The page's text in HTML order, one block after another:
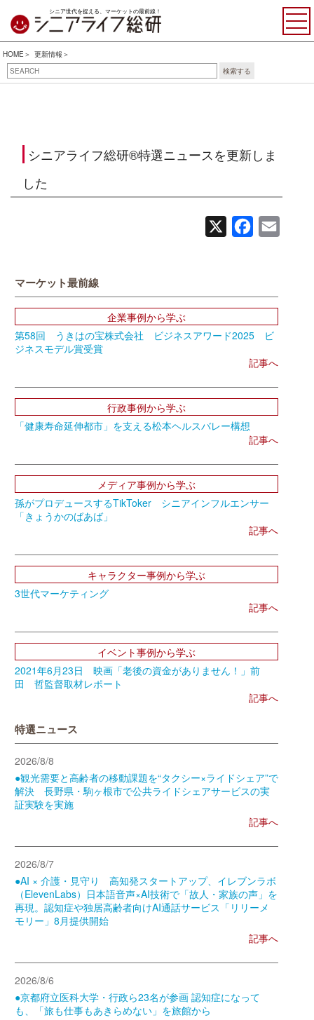
シニア世代を捉える、マーケットの最前線！
HOME
更新情報
検索する
シニアライフ総研®特選ニュースを更新しま
した
Facebook
マーケット最前線
企業事例から学ぶ
第58回 うきはの宝株式会社 ビジネスアワード2025 ビ
ジネスモデル賞受賞
記事へ
行政事例から学ぶ
「健康寿命延伸都市」を支える松本ヘルスバレー構想
記事へ
メディア事例から学ぶ
孫がプロデュースするTikToker シニアインフルエンサー
「きょうかのばあば」
記事へ
キャラクター事例から学ぶ
3世代マーケティング
記事へ
イベント事例から学ぶ
2021年6月23日 映画「老後の資金がありません！」前
田 哲監督取材レポート
記事へ
特選ニュース
2026/8/8
●観光需要と高齢者の移動課題を“タクシー×ライドシェア”で
解決 長野県・駒ヶ根市で公共ライドシェアサービスの実
証実験を実施
記事へ
2026/8/7
●AI × 介護・見守り 高知発スタートアップ、イレブンラボ
（ElevenLabs）日本語音声×AI技術で「故人・家族の声」を
再現。認知症や独居高齢者向けAI通話サービス「リリーメ
モリー」8月提供開始
記事へ
2026/8/6
●京都府立医科大学・行政ら23名が参画 認知症になって
も、「旅も仕事もあきらめない」を旅館から